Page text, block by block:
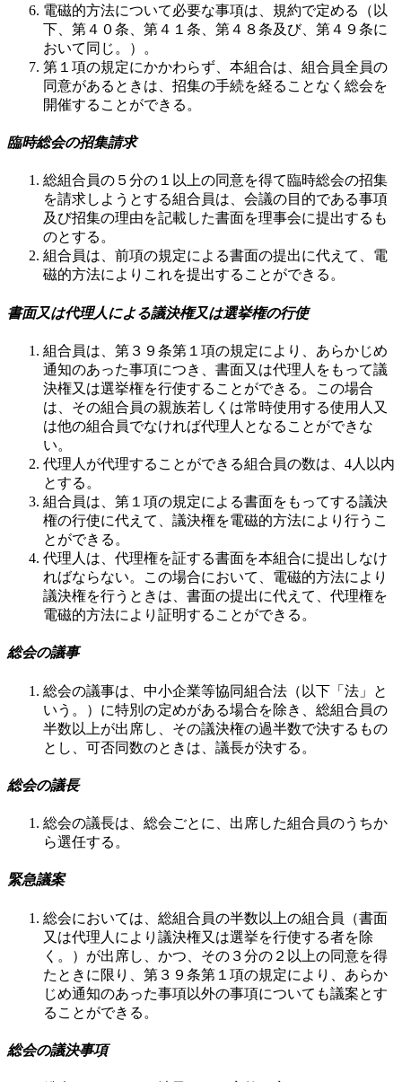
電磁的方法について必要な事項は、規約で定める（以
下、第４０条、第４１条、第４８条及び、第４９条に
おいて同じ。）。
第１項の規定にかかわらず、本組合は、組合員全員の
同意があるときは、招集の手続を経ることなく総会を
開催することができる。
臨時総会の招集請求
総組合員の５分の１以上の同意を得て臨時総会の招集
を請求しようとする組合員は、会議の目的である事項
及び招集の理由を記載した書面を理事会に提出するも
のとする。
組合員は、前項の規定による書面の提出に代えて、電
磁的方法によりこれを提出することができる。
書面又は代理人による議決権又は選挙権の行使
組合員は、第３９条第１項の規定により、あらかじめ
通知のあった事項につき、書面又は代理人をもって議
決権又は選挙権を行使することができる。この場合
は、その組合員の親族若しくは常時使用する使用人又
は他の組合員でなければ代理人となることができな
い。
代理人が代理することができる組合員の数は、4人以内
とする。
組合員は、第１項の規定による書面をもってする議決
権の行使に代えて、議決権を電磁的方法により行うこ
とができる。
代理人は、代理権を証する書面を本組合に提出しなけ
ればならない。この場合において、電磁的方法により
議決権を行うときは、書面の提出に代えて、代理権を
電磁的方法により証明することができる。
総会の議事
総会の議事は、中小企業等協同組合法（以下「法」と
いう。）に特別の定めがある場合を除き、総組合員の
半数以上が出席し、その議決権の過半数で決するもの
とし、可否同数のときは、議長が決する。
総会の議長
総会の議長は、総会ごとに、出席した組合員のうちか
ら選任する。
緊急議案
総会においては、総組合員の半数以上の組合員（書面
又は代理人により議決権又は選挙を行使する者を除
く。）が出席し、かつ、その３分の２以上の同意を得
たときに限り、第３９条第１項の規定により、あらか
じめ通知のあった事項以外の事項についても議案とす
ることができる。
総会の議決事項